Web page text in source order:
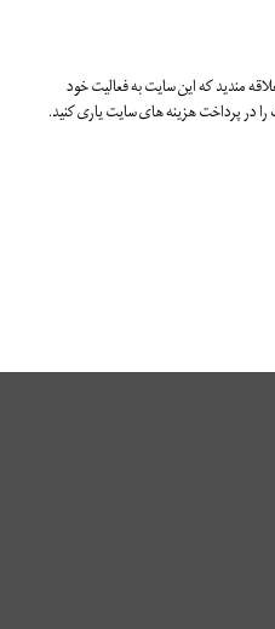
مندید که این سایت به فعالیت خود
در پرداخت هزینه های سایت یاری کنید.